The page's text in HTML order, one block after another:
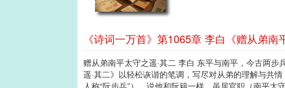
《诗词一万首》第1065章 李白《赠从弟南
赠从弟南平太守之遥·其二 李白 东平与南平，今古两
遥·其二》以轻松诙谐的笔调，写尽对从弟的理解与共
人称“阮步兵”），说他和阮籍一样，虽居官职（南平